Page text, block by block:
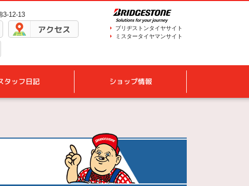
3-12-13
アクセス
ブリヂストンタイヤサイト
ミスタータイヤマンサイト
タッフ日記 ショップ情報